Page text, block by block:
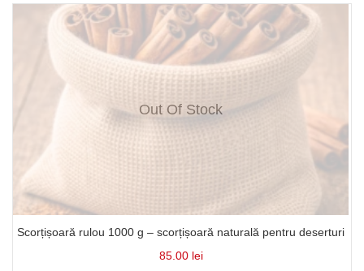
Out Of Stock
Scorțișoară rulou 1000 g – scorțișoară naturală pentru deserturi
85.00 lei